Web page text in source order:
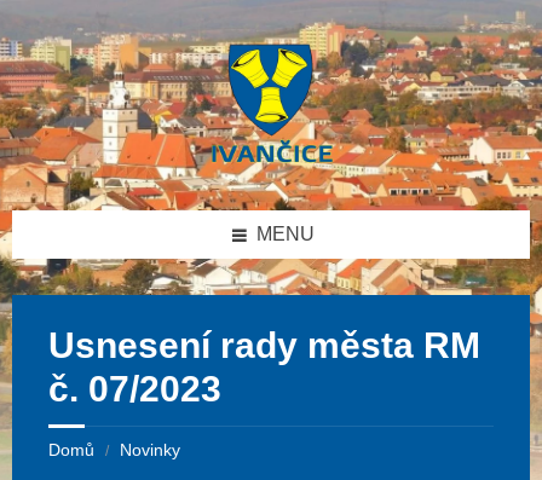
obsah
levý
panel
patičku
MENU
Usnesení rady města RM
č. 07/2023
Domů / Novinky